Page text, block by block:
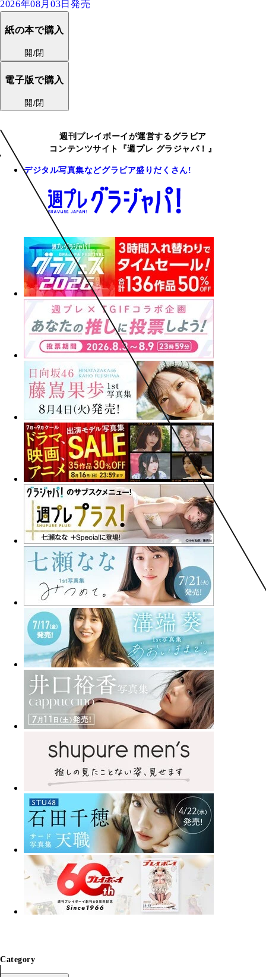
2026年08月03日発売
紙の本で購入
開/閉
電子版で購入
開/閉
週刊プレイボーイが運営するグラビア
コンテンツサイト『週プレ グラジャパ！』
デジタル写真集などグラビア盛りだくさん!
Category